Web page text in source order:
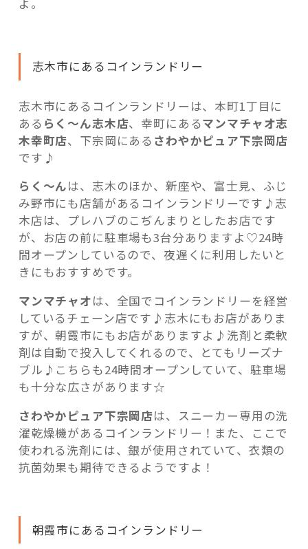
よ。
志木市にあるコインランドリー
志木市にあるコインランドリーは、本町1丁目に
ある らく～ん志木店、幸町にあるマンマチャオ志
木幸町店、下宗岡にある さわやかピュア下宗岡店
です♪
らく～んは、志木のほか、新座や、富士見、ふじ
み野市にも店舗があるコインランドリーです♪志
木店は、プレハブのこぢんまりとしたお店です
が、お店の前に駐車場も3台分ありますよ♡24時
間オープンしているので、夜遅くに利用したいと
きにもおすすめです。
マンマチャオは、全国でコインランドリーを経営
しているチェーン店です♪志木にもお店がありま
すが、朝霞市にもお店がありますよ♪洗剤と柔軟
剤は自動で投入してくれるので、とてもリーズナ
ブル♪こちらも24時間オープンしていて、駐車場
も十分な広さがあります☆
さわやかピュア下宗岡店は、スニーカー専用の洗
濯乾燥機があるコインランドリー！また、ここで
使われる洗剤には、銀が使用されていて、衣類の
抗菌効果も期待できるようですよ！
朝霞市にあるコインランドリー